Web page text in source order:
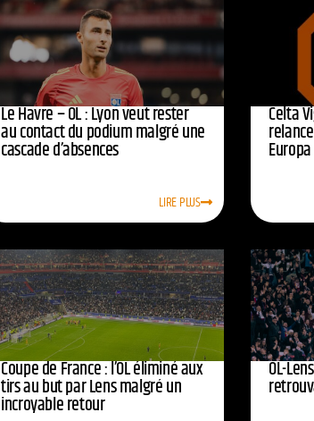
Le Havre – OL : Lyon veut rester
au contact du podium malgré une
cascade d’absences
LIRE PLUS
Celta
Europa
Coupe de France : l’OL éliminé aux
tirs au but par Lens malgré un
incroyable retour
OL-